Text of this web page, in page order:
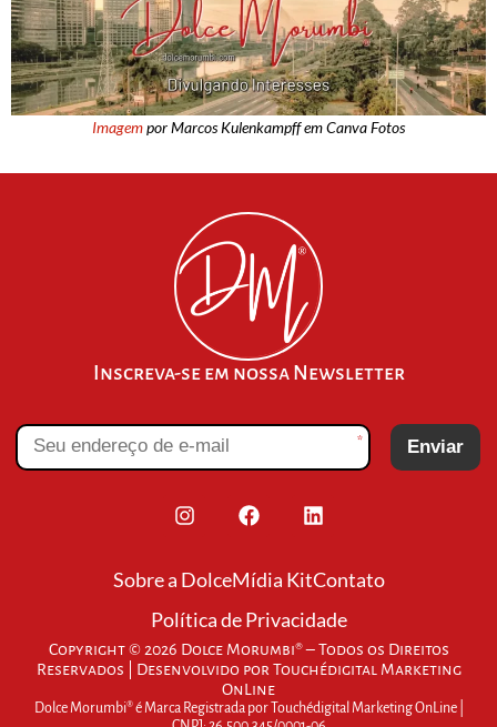
Imagempor Marcos Kulenkampff em Canva Fotos
Inscreva-se em nossa Newsletter
* Enviar
Sobre a DolceMídia KitContato
Política de Privacidade
Copyright © 2026 Dolce Morumbi® – Todos os Direitos
Reservados | Desenvolvido por Touchédigital Marketing
OnLine
Dolce Morumbi® é Marca Registrada por Touchédigital Marketing OnLine |